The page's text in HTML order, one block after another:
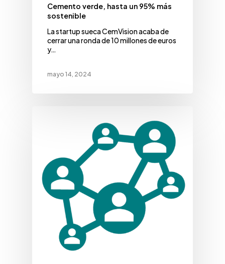
Cemento verde, hasta un 95% más
sostenible
La startup sueca CemVision acaba de
cerrar una ronda de 10 millones de euros
y…
mayo 14, 2024